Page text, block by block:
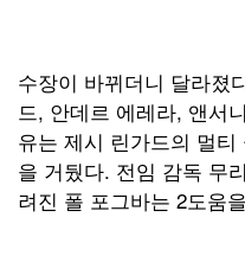
수장이 바뀌더니 달라졌
드, 안데르 에레라, 앤서
유는 제시 린가드의 멀
을 거뒀다. 전임 감독 무
려진 폴 포그바는 2도움